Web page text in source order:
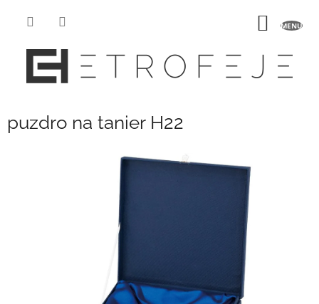
puzdro na tanier H22